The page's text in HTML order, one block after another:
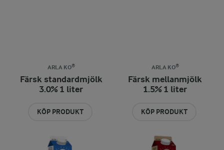
ARLA KO®
Färsk standardmjölk
3.0% 1 liter
KÖP PRODUKT
ARLA KO®
Färsk mellanmjölk
1.5% 1 liter
KÖP PRODUKT